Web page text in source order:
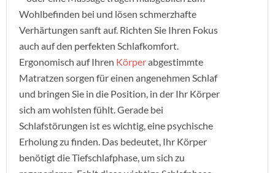
Wohlbefinden bei und lösen schmerzhafte
Verhärtungen sanft auf. Richten Sie Ihren Fokus
auch auf den perfekten Schlafkomfort.
Ergonomisch auf Ihren Körperabgestimmte
Matratzen sorgen für einen angenehmen Schlaf
und bringen Sie in die Position, in der Ihr Körper
sich am wohlsten fühlt. Gerade bei
Schlafstörungen ist es wichtig, eine psychische
Erholung zu finden. Das bedeutet, Ihr Körper
benötigt die Tiefschlafphase, um sich zu